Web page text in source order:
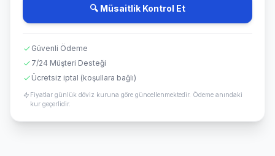
🔍 Müsaitlik Kontrol Et
Güvenli Ödeme
7/24 Müşteri Desteği
Ücretsiz iptal (koşullara bağlı)
Fiyatlar günlük döviz kuruna göre güncellenmektedir. Ödeme anındaki
kur geçerlidir.